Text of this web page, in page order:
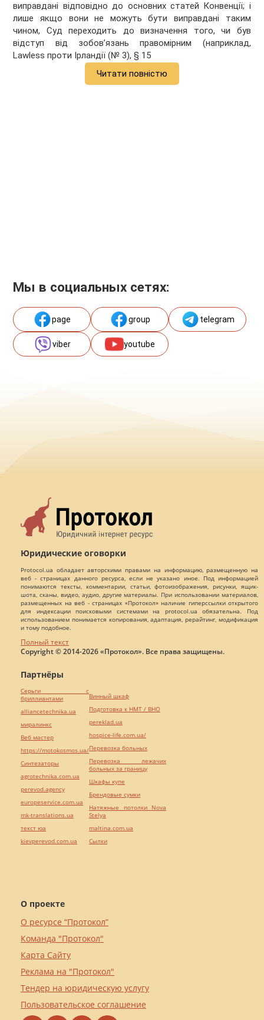
виправдані відповідно до основних статей Конвенції; і
лише якщо вони не можуть бути виправдані таким
чином, Суд переходить до визначення того, чи був
відступ від зобов’язань правомірним (наприклад,
Lawless проти Ірландії (№ 3), § 15
Читати повністю
Мы в социальных сетях:
page group telegram
viber youtube
Юридические оговорки
Protocol.ua обладает авторскими правами на информацию, размещенную на
веб - страницах данного ресурса, если не указано иное. Под информацией
понимаются тексты, комментарии, статьи, фотоизображения, рисунки, ящик-
шота, сканы, видео, аудио, другие материалы. При использовании материалов,
размещенных на веб - страницах «Протокол» наличие гиперссылки открытого
для индексации поисковыми системами на protocol.ua обязательна. Под
использованием понимается копирования, адаптация, рерайтинг, модификация
и тому подобное.
Полный текст
Copyright © 2014-2026 «Протокол». Все права защищены.
О проекте
О ресурсе “Протокол”
Команда "Протокол"
Карта Сайту
Реклама на "Протокол"
Тендер на юридическую услугу
Пользовательское соглашение
Партнёры
Серьги с
бриллиантами
alliancetechnika.ua
миралинкс
Веб мастер
https://motokosmos.ua/
Синтезаторы
agrotechnika.com.ua
perevod.agency
europeservice.com.ua
mk-translations.ua
текст юа
kievperevod.com.ua
Винный шкаф
Подготовка к НМТ / ВНО
pereklad.ua
hospice-life.com.ua/
Перевозка больных
Перевозка лежачих
больных за границу
Шкафы купе
Брендовые сумки
Натяжные потолки Nova
Stelya
maltina.com.ua
Cылки